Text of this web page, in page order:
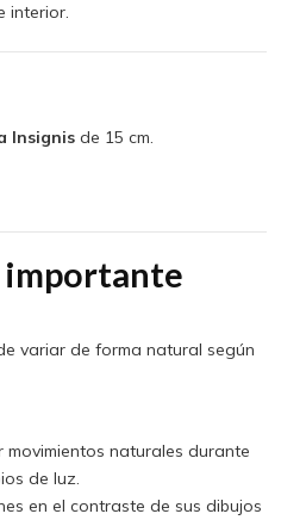
interior.
Insignisde 15 cm.
variar de forma natural según
naturales durante
de luz.
en el contraste de sus dibujos